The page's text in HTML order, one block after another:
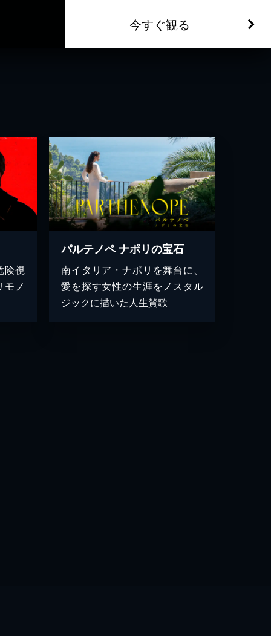
今すぐ観る
険視
モノ
パルテノペ ナポリの宝石
南イタリア・ナポリを舞台に、
愛を探す女性の生涯をノスタル
ジックに描いた人生賛歌